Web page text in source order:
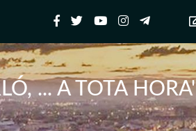
... A TOTA HORA'